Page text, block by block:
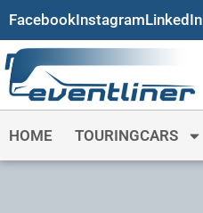
FacebookInstagramLinkedIn
HOME TOURINGCARS